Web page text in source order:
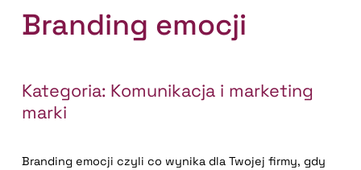
Branding emocji
Kategoria: Komunikacja i marketing
marki
Branding emocji czyli co wynika dla Twojej firmy, gdy